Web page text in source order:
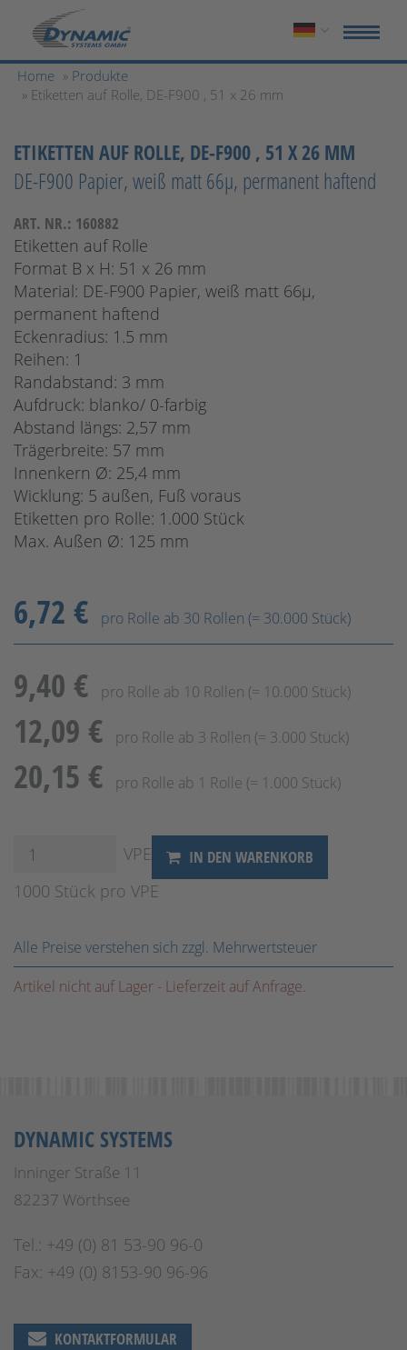
Home » Produkte
» Etiketten auf Rolle, DE-F900 , 51 x 26 mm
ETIKETTEN AUF ROLLE, DE-F900 , 51 X 26 MM
DE-F900 Papier, weiß matt 66µ, permanent haftend
ART. NR.: 160882
Etiketten auf Rolle
Format B x H: 51 x 26 mm
Material: DE-F900 Papier, weiß matt 66µ,
permanent haftend
Eckenradius: 1.5 mm
Reihen: 1
Randabstand: 3 mm
Aufdruck: blanko/ 0-farbig
Abstand längs: 2,57 mm
Trägerbreite: 57 mm
Innenkern Ø: 25,4 mm
Wicklung: 5 außen, Fuß voraus
Etiketten pro Rolle: 1.000 Stück
Max. Außen Ø: 125 mm
6,72 € pro Rolle ab 30 Rollen (= 30.000 Stück)
9,40 € pro Rolle ab 10 Rollen (= 10.000 Stück)
12,09 € pro Rolle ab 3 Rollen (= 3.000 Stück)
20,15 € pro Rolle ab 1 Rolle (= 1.000 Stück)
VPE IN DEN WARENKORB
1000 Stück pro VPE
Alle Preise verstehen sich zzgl. Mehrwertsteuer
Artikel nicht auf Lager - Lieferzeit auf Anfrage.
DYNAMIC SYSTEMS
Inninger Straße 11
82237 Wörthsee
Tel.: +49 (0) 81 53-90 96-0
Fax: +49 (0) 8153-90 96-96
KONTAKTFORMULAR